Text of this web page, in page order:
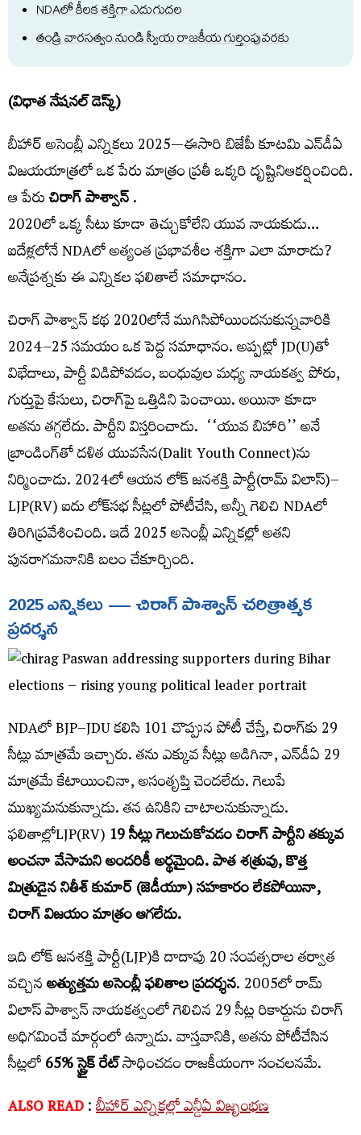
NDAలోకీలకశక్తిగాఎదుగుదల
తండ్రివారసత్వంనుండిస్వీయరాజకీయగుర్తింపువరకు
(విధాత నేషనల్​ డెస్క్​)
బీహార్ అసెంబ్లీ ఎన్నికలు 2025—ఈసారి బిజేపీ కూటమి ఎన్​డీఏ
విజయయాత్రలో ఒక పేరు మాత్రం ప్రతీ ఒక్కరి దృష్టినిఆకర్షించింది.
ఆ పేరుచిరాగ్పాశ్వాన్​.
2020లో ఒక్క సీటు కూడా తెచ్చుకోలేని యువ నాయకుడు…
ఐదేళ్లలోనే NDAలో అత్యంత ప్రభావశీల శక్తిగా ఎలా మారాడు?
అనేప్రశ్నకు ఈ ఎన్నికల ఫలితాలే సమాధానం.
చిరాగ్ పాశ్వాన్​ కథ 2020లోనే ముగిసిపోయిందనుకున్నవారికి
2024–25 సమయం ఒక పెద్ద సమాధానం. అప్పట్లో JD(U)తో
విభేదాలు, పార్టీ విడిపోవడం, బంధువుల మధ్య నాయకత్వ పోరు,
గుర్తుపై కేసులు, చిరాగ్‌పై ఒత్తిడిని పెంచాయి. అయినా కూడా
అతను తగ్గలేదు. పార్టీని విస్తరించాడు. ‘‘యువ బిహారి’’ అనే
బ్రాండింగ్‌తో దళిత యువసేన‌(Dalit Youth Connect)ను
నిర్మించాడు. 2024లో ఆయన లోక్​ జనశక్తి పార్టీ(రామ్​ విలాస్​)–
LJP(RV) ఐదు లోక్‌సభ సీట్లలో పోటీచేసి, అన్నీ గెలిచి NDAలో
తిరిగిప్రవేశించింది. ఇదే 2025 అసెంబ్లీ ఎన్నికల్లో అతని
పునరాగమనానికి బలం చేకూర్చింది.
2025ఎన్నికలు — చిరాగ్ పాశ్వాన్ చరిత్రాత్మక
ప్రదర్శన
NDAలో BJP–JDU కలిసి 101 చొప్పున పోటీ చేస్తే, చిరాగ్​‌కు 29
సీట్లు మాత్రమే ఇచ్చారు. తను ఎక్కువ సీట్లు అడిగినా, ఎన్​డీఏ 29
మాత్రమే కేటాయించినా, అసంతృప్తి చెందలేదు. గెలుపే
ముఖ్యమనుకున్నాడు. తన ఉనికిని చాటాలనుకున్నాడు.
ఫలితాల్లోLJP(RV)19సీట్లుగెలుచుకోవడం చిరాగ్​ పార్టీని తక్కువ
అంచనా వేసామని అందరికీ అర్థమైంది. పాత శత్రువు, కొత్త
మిత్రుడైన నితీశ్​ కుమార్​ (జెడీయూ) సహకారం లేకపోయినా,
చిరాగ్​ విజయం మాత్రం ఆగలేదు.
ఇది లోక్​ జనశక్తి పార్టీ(LJP)కి దాదాపు 20 సంవత్సరాల తర్వాత
వచ్చినఅత్యుత్తమఅసెంబ్లీఫలితాలప్రదర్శన. 2005లో రామ్​
విలాస్​ పాశ్వాన్​ నాయకత్వంలో గెలిచిన 29 సీట్ల రికార్డును చిరాగ్​
అధిగమించే మార్గంలో ఉన్నాడు. వాస్తవానికి, అతను పోటీచేసిన
సీట్లలో65%స్ట్రైక్రేట్సాధించడం రాజకీయంగా సంచలనమే.
ALSO READ:బీహార్ ఎన్నికల్లో ఎన్డీఏ విజృంభణ